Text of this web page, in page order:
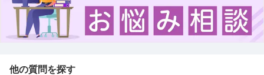
他の質問を探す